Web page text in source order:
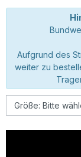
Aufgrund des
weiter zu